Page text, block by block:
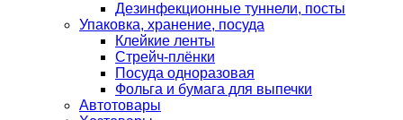
Дезинфекционные туннели, посты
Упаковка, хранение, посуда
Клейкие ленты
Стрейч-плёнки
Посуда одноразовая
Фольга и бумага для выпечки
Автотовары